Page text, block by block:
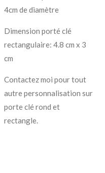
4cm de diamètre
Dimension porté clé
rectangulaire: 4.8 cm x 3
cm
Contactez moi pour tout
autre personnalisation sur
porte clé rond et
rectangle.